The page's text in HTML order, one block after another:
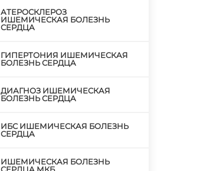
АТЕРОСКЛЕРОЗ
ИШЕМИЧЕСКАЯ БОЛЕЗНЬ
СЕРДЦА
ГИПЕРТОНИЯ ИШЕМИЧЕСКАЯ
БОЛЕЗНЬ СЕРДЦА
ДИАГНОЗ ИШЕМИЧЕСКАЯ
БОЛЕЗНЬ СЕРДЦА
ИБС ИШЕМИЧЕСКАЯ БОЛЕЗНЬ
СЕРДЦА
ИШЕМИЧЕСКАЯ БОЛЕЗНЬ